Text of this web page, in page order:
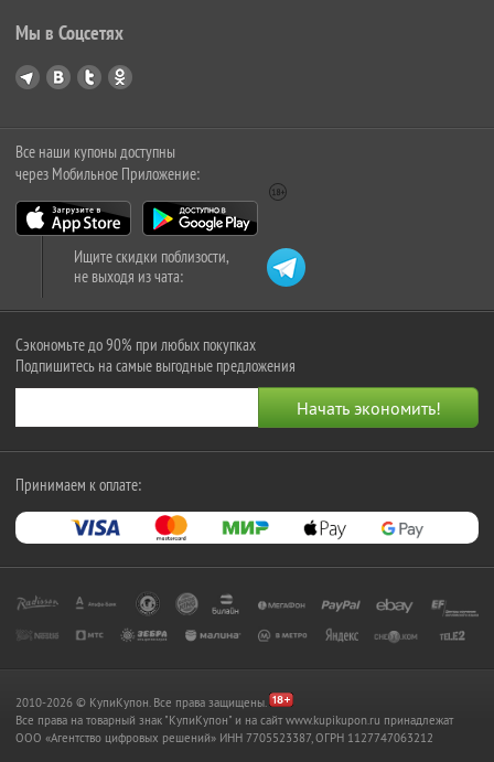
Мы в Соцсетях
Все наши купоны доступны
через Мобильное Приложение:
Ищите скидки поблизости,
не выходя из чата:
Сэкономьте до 90% при любых покупках
Подпишитесь на самые выгодные предложения
Принимаем к оплате:
2010-2026 © КупиКупон. Все права защищены.
Все права на товарный знак "КупиКупон" и на сайт www.kupikupon.ru принадлежат
OOO «Агентство цифровых решений» ИНН 7705523387, ОГРН 1127747063212